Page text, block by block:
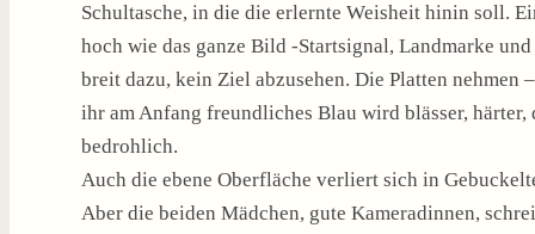
Schultasche, in die die erlernte Weisheit hinin soll.
hoch wie das ganze Bild -Startsignal, Landmarke
breit dazu, kein Ziel abzusehen. Die Platten nehmen
ihr am Anfang freundliches Blau wird blässer,
bedrohlich.
Auch die ebene Oberfläche verliert sich in
Aber die beiden Mädchen, gute Kameradinnen,